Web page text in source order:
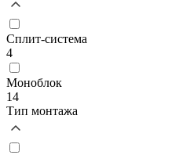
Сплит-система
4
Моноблок
14
Тип монтажа